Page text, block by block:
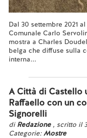
Dal 30 settembre 2021
Comunale Carlo
mostra a Charles
belga che diffuse sulla
interna...
A Città di Castello
Raffaello con un
Signorelli
di Redazione , scritto il
Categorie:Mostre